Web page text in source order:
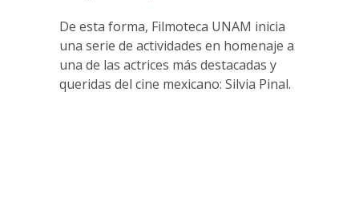
De esta forma, Filmoteca UNAM inicia
una serie de actividades en homenaje a
una de las actrices más destacadas y
queridas del cine mexicano: Silvia Pinal.